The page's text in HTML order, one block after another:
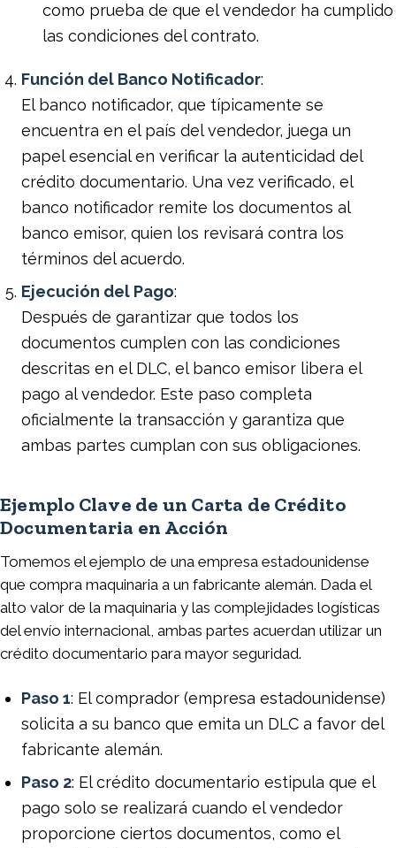
como prueba de que el vendedor ha cumplido
las condiciones del contrato.
Función del Banco Notificador:
El banco notificador, que típicamente se
encuentra en el país del vendedor, juega un
papel esencial en verificar la autenticidad del
crédito documentario. Una vez verificado, el
banco notificador remite los documentos al
banco emisor, quien los revisará contra los
términos del acuerdo.
Ejecución del Pago:
Después de garantizar que todos los
documentos cumplen con las condiciones
descritas en el DLC, el banco emisor libera el
pago al vendedor. Este paso completa
oficialmente la transacción y garantiza que
ambas partes cumplan con sus obligaciones.
Ejemplo Clave de un Carta de Crédito
Documentaria en Acción
Tomemos el ejemplo de una empresa estadounidense
que compra maquinaria a un fabricante alemán. Dada el
alto valor de la maquinaria y las complejidades logísticas
del envío internacional, ambas partes acuerdan utilizar un
crédito documentario para mayor seguridad.
Paso 1: El comprador (empresa estadounidense)
solicita a su banco que emita un DLC a favor del
fabricante alemán.
Paso 2: El crédito documentario estipula que el
pago solo se realizará cuando el vendedor
proporcione ciertos documentos, como el